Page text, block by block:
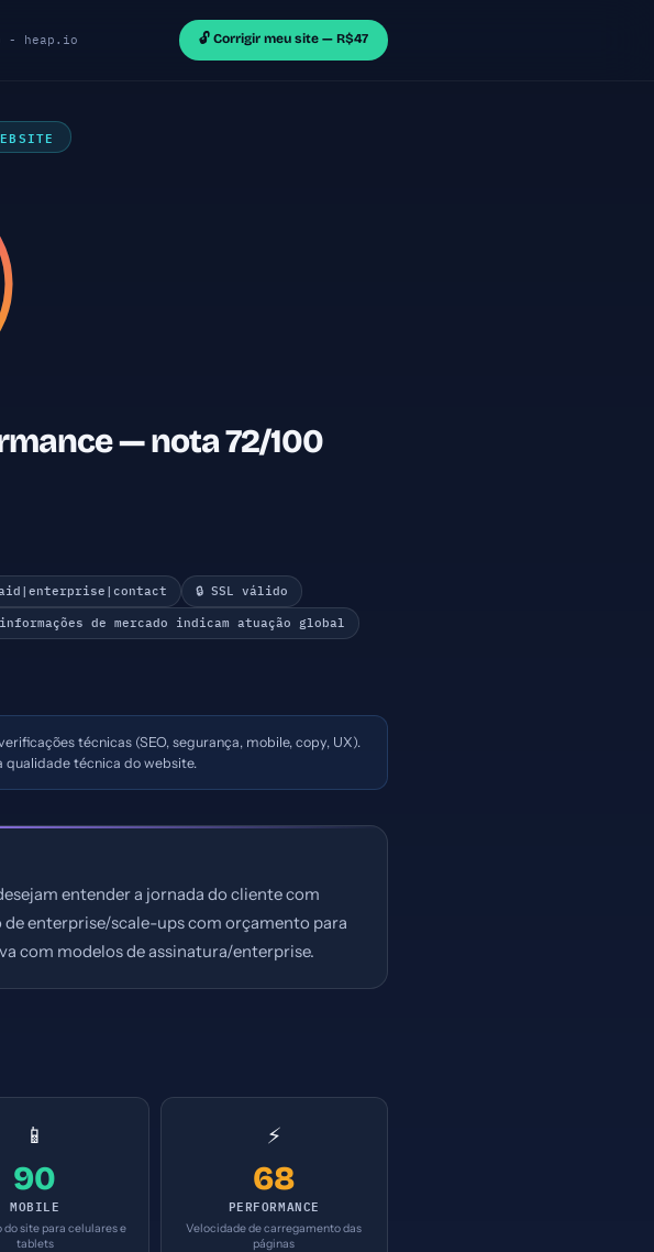
- heap.io 🔓 Corrigir meu site — R$47
— nota 72/100
🔒 SSL válido
de mercado indicam atuação global
técnicas (SEO, segurança, mobile, copy, UX).
qualidade técnica do website.
entender a jornada do cliente com
enterprise/scale-ups com orçamento para
com modelos de assinatura/enterprise.
📱
90
MOBILE
do site para celulares e
tablets
⚡
68
PERFORMANCE
Velocidade de carregamento das
páginas